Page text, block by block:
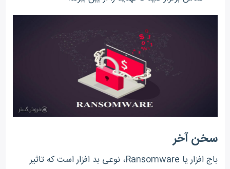
سخن آخر
باج افزار یا Ransomware، نوعی بد افزار است که تاثیر